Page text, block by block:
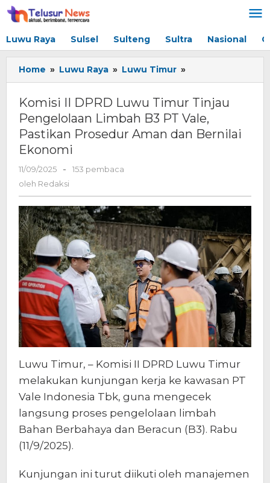
Lewati
ke
Luwu Raya Sulsel Sulteng Sultra Nasional
Home » Luwu Raya » Luwu Timur »
II
Luwu
Timur
Tinjau
Vale,
Pastikan
Prosedur
Aman
dan
Bernilai
Ekonomi
Komisi II DPRD Luwu Timur Tinjau
Pengelolaan Limbah B3 PT Vale,
Pastikan Prosedur Aman dan Bernilai
Ekonomi
11/09/2025
oleh
Redaksi
-
153 pembaca
oleh Redaksi
Luwu Timur, – Komisi II DPRD Luwu Timur
melakukan kunjungan kerja ke kawasan PT
Vale Indonesia Tbk, guna mengecek
langsung proses pengelolaan limbah
Bahan Berbahaya dan Beracun (B3). Rabu
(11/9/2025).
Kunjungan ini turut diikuti oleh manajemen